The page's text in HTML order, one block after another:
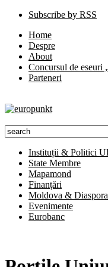
Subscribe by RSS
Home
Despre
About
Concursul de eseuri
Parteneri
Instituții & Politici
State Membre
Mapamond
Finanțări
Moldova & Diaspora
Evenimente
Eurobanc